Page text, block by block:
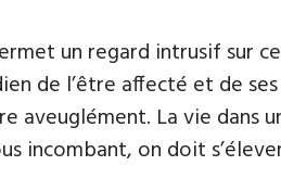
un regard intrusif sur
de l’être affecté et de
aveuglément. La vie dans
incombant, on doit